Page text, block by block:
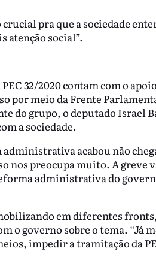
pra que a sociedade
atenção social”.
32/2020 contam com o apoio
por meio da Frente
do grupo, o deputado Israel
a sociedade.
acabou não
nos preocupa muito. A greve
administrativa do
em diferentes
o governo sobre o tema. “Já
impedir a tramitação da